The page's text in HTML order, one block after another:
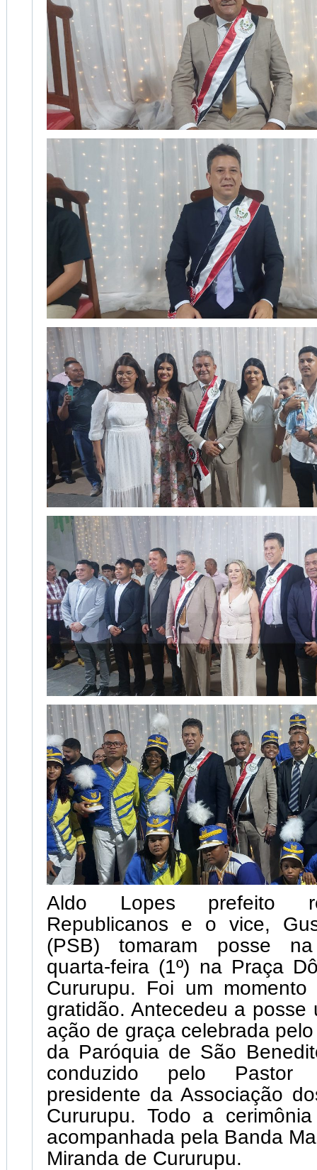
Aldo Lopes prefeito
Republicanos e o vice,
(PSB) tomaram posse
quarta-feira (1º) na Praça
Cururupu. Foi um
gratidão. Antecedeu a posse
ação de graça celebrada
da Paróquia de São
conduzido pelo Pastor
presidente da Associação
Cururupu. Todo a
acompanhada pela Banda
Miranda de Cururupu.